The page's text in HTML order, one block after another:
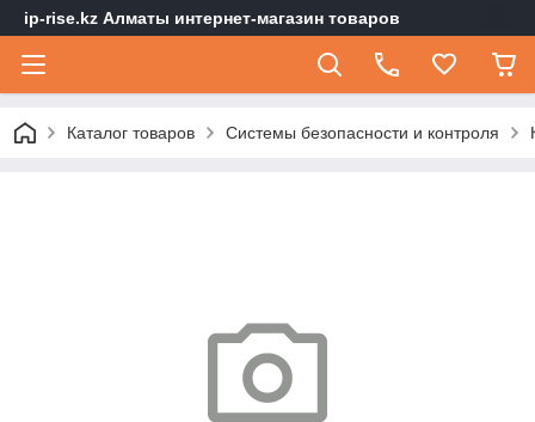
ip-rise.kz Алматы интернет-магазин товаров
Каталог товаров Системы безопасности и контроля